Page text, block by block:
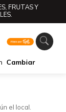
FRUTAS Y
Cambiar
el local.